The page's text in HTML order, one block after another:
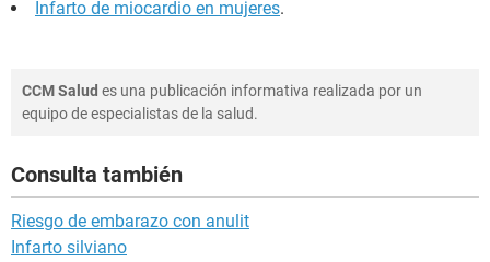
Infarto de miocardio en mujeres.
CCM Salud es una publicación informativa realizada por un
equipo de especialistas de la salud.
Consulta también
Riesgo de embarazo con anulit
Infarto silviano